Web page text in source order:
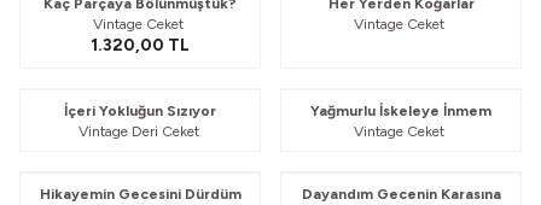
Kaç Parçaya Bölünmüştük?
Vintage Ceket
1.320,00 TL
Her Yerden Koğarlar
Vintage Ceket
İçeri Yokluğun Sızıyor
Vintage Deri Ceket
Yağmurlu İskeleye İnmem
Vintage Ceket
Hikayemin Gecesini Dürdüm
Dayandım Gecenin Karasına